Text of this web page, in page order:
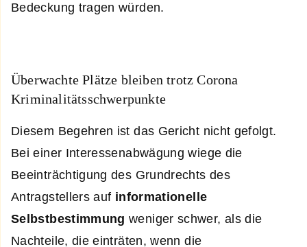
Bedeckung tragen würden.
Überwachte Plätze bleiben trotz Corona
Kriminalitätsschwerpunkte
Diesem Begehren ist das Gericht nicht gefolgt.
Bei einer Interessenabwägung wiege die
Beeinträchtigung des Grundrechts des
Antragstellers auf informationelle
Selbstbestimmung weniger schwer, als die
Nachteile, die einträten, wenn die